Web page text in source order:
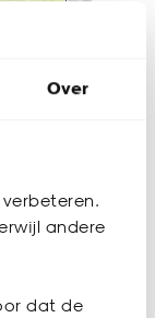
Over
andere
dat de
Plissé
Grijs